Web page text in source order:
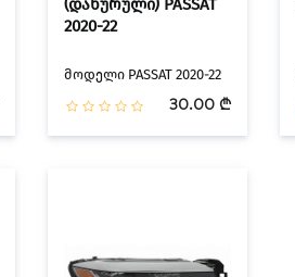
(დახურული) PASSAT
2020-22
მოდელი PASSAT 2020-22
30.00 ₾